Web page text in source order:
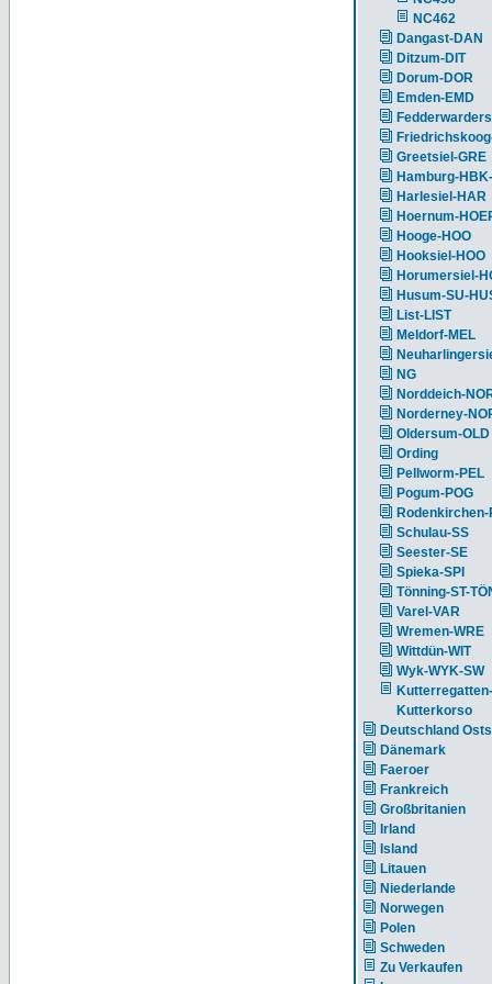
NC462
Dangast-DAN
Ditzum-DIT
Dorum-DOR
Emden-EMD
Greetsiel-GRE
Hamburg-
Harlesiel-HAR
Hoernum-
Hooge-HOO
Hooksiel-HOO
Horumersiel-
Husum-SU-
List-LIST
Meldorf-MEL
NG
Norddeich-
Norderney-
Oldersum-OLD
Ording
Pellworm-PEL
Pogum-POG
Rodenkirchen-
Schulau-SS
Seester-SE
Spieka-SPI
Tönning-ST-
Varel-VAR
Wremen-WRE
Wittdün-WIT
Wyk-WYK-SW
Kutterregatten-
Kutterkorso
Deutschland
Dänemark
Faeroer
Frankreich
Großbritanien
Irland
Island
Litauen
Niederlande
Norwegen
Polen
Schweden
Zu Verkaufen